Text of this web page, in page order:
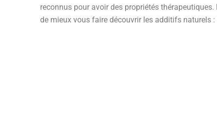
reconnus pour avoir des propriétés
de mieux vous faire découvrir les additifs naturels